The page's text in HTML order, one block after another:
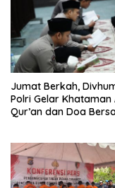
Jumat Berkah,
Polri Gelar Khataman
Qur’an dan Doa